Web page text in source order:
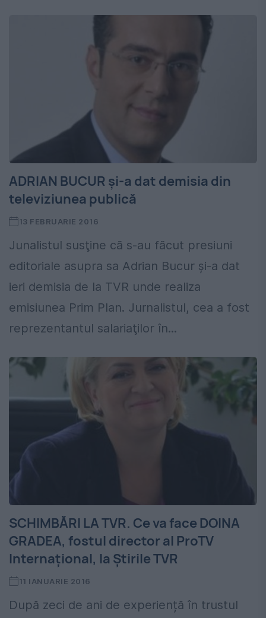
ADRIAN BUCUR și-a dat demisia din
televiziunea publică
13 FEBRUARIE 2016
Junalistul susţine că s-au făcut presiuni
editoriale asupra sa Adrian Bucur şi-a dat
ieri demisia de la TVR unde realiza
emisiunea Prim Plan. Jurnalistul, cea a fost
reprezentantul salariaţilor în...
SCHIMBĂRI LA TVR. Ce va face DOINA
GRADEA, fostul director al ProTV
Internațional, la Știrile TVR
11 IANUARIE 2016
După zeci de ani de experiență în trustul